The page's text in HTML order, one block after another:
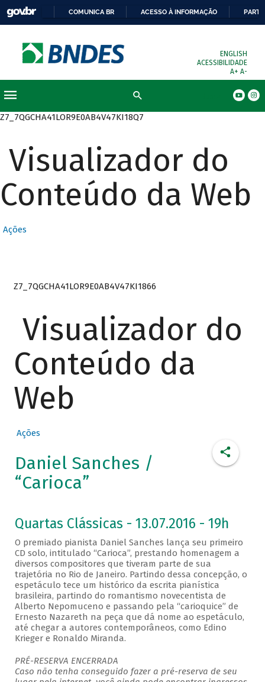
COMUNICA BR ACESSO À INFORMAÇÃO
ENGLISH
ACESSIBILIDADE
A+ A-
Z7_7QGCHA41LOR9E0AB4V47KI18Q7
Visualizador do
Conteúdo da Web
Ações
Z7_7QGCHA41LOR9E0AB4V47KI1866
Visualizador do
Conteúdo da
Web
Ações
Daniel Sanches /
“Carioca”
Quartas Clássicas - 13.07.2016 - 19h
O premiado pianista Daniel Sanches lança seu primeiro
CD solo, intitulado “Carioca”, prestando homenagem a
diversos compositores que tiveram parte de sua
trajetória no Rio de Janeiro. Partindo dessa concepção, o
espetáculo tece um histórico da escrita pianística
brasileira, partindo do romantismo novecentista de
Alberto Nepomuceno e passando pela “carioquice” de
Ernesto Nazareth na peça que dá nome ao espetáculo,
até chegar a autores contemporâneos, como Edino
Krieger e Ronaldo Miranda.
PRÉ-RESERVA ENCERRADA
Caso não tenha conseguido fazer a pré-reserva de seu